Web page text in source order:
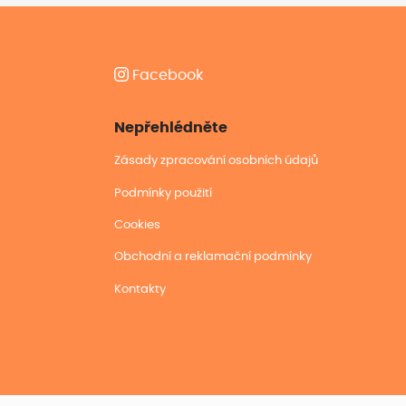
Facebook
Nepřehlédněte
Zásady zpracování osobních údajů
Podmínky použití
Cookies
Obchodní a reklamační podmínky
Kontakty